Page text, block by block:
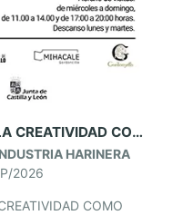
JUAN CARLOS MESTRE LA CREATIVIDAD COMO CLAMOR EMERGENTE DE LIBERTAD. MIHACALE. GORDONCILLO
HARINERA
2026
COMO